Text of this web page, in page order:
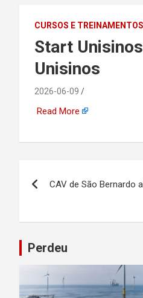
petróleo,
emprego,
offshore,
indústria
CURSOS E TREINAMENTOS
Start
Unisinos
2026-06-09
Read More
de
Post
CAV de São Bernardo
Perdeu